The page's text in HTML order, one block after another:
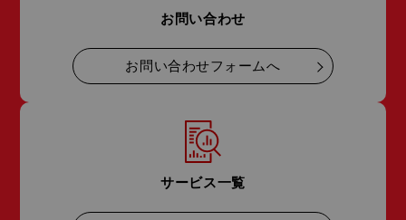
お問い合わせ
お問い合わせフォームへ
サービス一覧